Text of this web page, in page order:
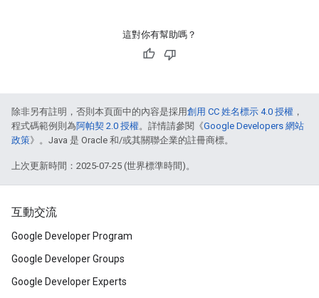
這對你有幫助嗎？
除非另有註明，否則本頁面中的內容是採用創用 CC 姓名標示 4.0 授權 ，
程式碼範例則為阿帕契 2.0 授權。詳情請參閱《Google Developers 網站
政策》。Java 是 Oracle 和/或其關聯企業的註冊商標。
上次更新時間：2025-07-25 (世界標準時間)。
互動交流
Google Developer Program
Google Developer Groups
Google Developer Experts